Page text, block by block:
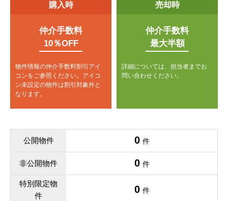
購入時
仲介手数料
10％OFF
物件情報の仲介手数料割引アイ
コンをご参照ください。 アイコ
ン未設定の物件は割引対象外と
なります。
売却時
仲介手数料
最大半額
詳細については、担当者までお
問い合わせください。
公開物件 0 件
非公開物件 0 件
特別限定物
件
0 件